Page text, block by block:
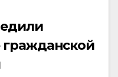
гражданской